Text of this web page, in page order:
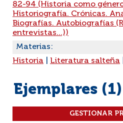
82-94 (Historia como
Historiografía. Crónicas.
Biografías. Autobiografías
entrevistas...))
Materias:
Historia
Literatura salteña
Ejemplares (1)